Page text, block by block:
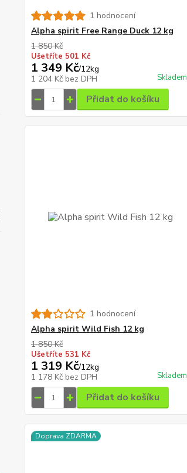
1 hodnocení
Alpha spirit Free Range Duck 12 kg
1 850 Kč
Ušetříte 501 Kč
1 349 Kč/12kg
1 204 Kč bez DPH Skladem
Přidat do košíku
1 hodnocení
Alpha spirit Wild Fish 12 kg
1 850 Kč
Ušetříte 531 Kč
1 319 Kč/12kg
1 178 Kč bez DPH Skladem
Přidat do košíku
Doprava ZDARMA